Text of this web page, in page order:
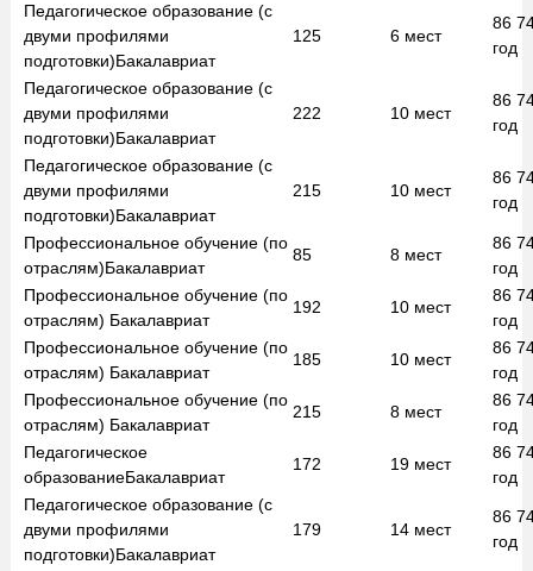
Педагогическое образование (с
двуми профилями
подготовки)Бакалавриат
125 6 мест
86
год
Педагогическое образование (с
двуми профилями
подготовки)Бакалавриат
222 10 мест
86
год
Педагогическое образование (с
двуми профилями
подготовки)Бакалавриат
215 10 мест
86
год
Профессиональное обучение (по
отраслям)Бакалавриат
85 8 мест
86
год
Профессиональное обучение (по
отраслям) Бакалавриат
192 10 мест
86
год
Профессиональное обучение (по
отраслям) Бакалавриат
185 10 мест
86
год
Профессиональное обучение (по
отраслям) Бакалавриат
215 8 мест
86
год
Педагогическое
образованиеБакалавриат
172 19 мест
86
год
Педагогическое образование (с
двуми профилями
подготовки)Бакалавриат
179 14 мест
86
год